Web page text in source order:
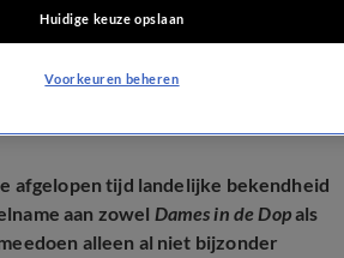
koopwoning
afgelopen tijd landelijke bekendheid
aan zowel Dames in de Dopals
alleen al niet bijzonder
Huidige keuze opslaan
Voorkeuren beheren